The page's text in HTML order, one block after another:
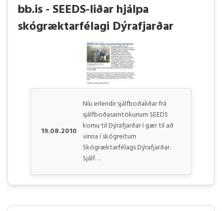
bb.is - SEEDS-liðar hjálpa
skógræktarfélagi Dýrafjarðar
19.08.2010
Níu erlendir sjálfboðaliðar frá
sjálfboðasamtökunum SEEDS
komu til Dýrafjarðar í gær til að
vinna í skógreitum
Skógræktarfélags Dýrafjarðar.
Sjálf. . .